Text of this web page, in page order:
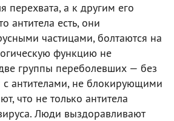
перехвата, а к другим его
антитела есть, они
частицами, болтаются на
функцию не
группы переболевших — без
с антителами, не блокирующими
что не только антитела
Люди выздоравливают